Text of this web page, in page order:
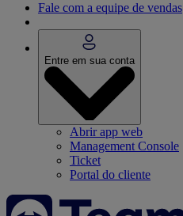
Fale com a equipe de vendas
Entre em sua conta
Abrir app web
Management Console
Ticket
Portal do cliente